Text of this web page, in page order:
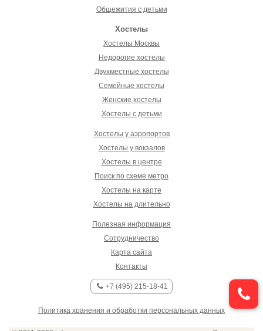
Общежития с детьми
Хостелы
Хостелы Москвы
Недорогие хостелы
Двухместные хостелы
Семейные хостелы
Женские хостелы
Хостелы с детьми
Хостелы у аэропортов
Хостелы у вокзалов
Хостелы в центре
Поиск по схеме метро
Хостелы на карте
Хостелы на длительно
Полезная информация
Сотрудничество
Карта сайта
Контакты
+7 (495) 215-18-41
Политика хранения и обработки персональных данных